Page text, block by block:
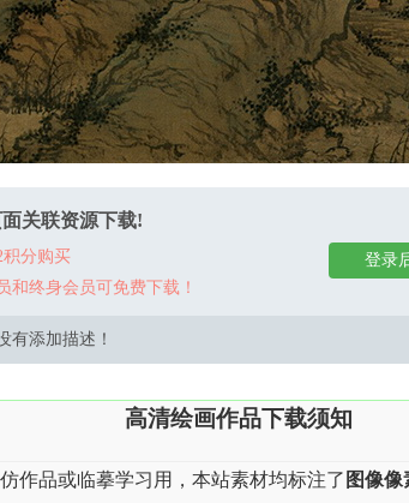
关联资源下载!
积分购买
和终身会员可免费下载！
登录
有添加描述！
高清绘画作品下载须知
作品或临摹学习用，本站素材均标注了 图像